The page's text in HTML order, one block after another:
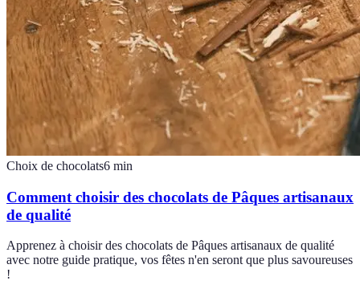
Choix de chocolats6 min
Comment choisir des chocolats de Pâques artisanaux
de qualité
Apprenez à choisir des chocolats de Pâques artisanaux de qualité
avec notre guide pratique, vos fêtes n'en seront que plus savoureuses
!